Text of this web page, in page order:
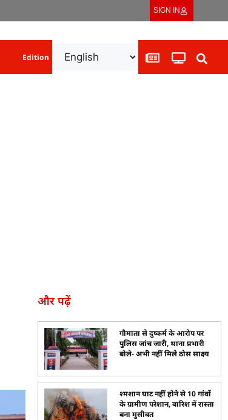
SIGN IN
Edition
और पढ़ें
गौमाता से दुष्कर्म के आरोप पर
पुलिस जांच जारी, थाना प्रभारी
बोले- अभी नहीं मिले ठोस साक्ष्य
श्मशान घाट नहीं होने से 10 गांवों
के ग्रामीण परेशान, बारिश में रास्ता
बना मुसीबत